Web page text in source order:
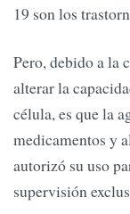
19 son los
Pero, debido a la
alterar la
célula, es que la
medicamentos y
autorizó su uso
supervisión